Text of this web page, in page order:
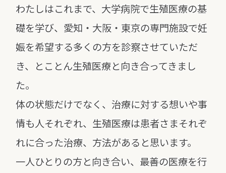
わたしはこれまで、大学病院で生殖医療の基
礎を学び、愛知・大阪・東京の専門施設で妊
娠を希望する多くの方を診察させていただ
き、とことん生殖医療と向き合ってきまし
た。
体の状態だけでなく、治療に対する想いや事
情も人それぞれ、 生殖医療は患者さまそれぞ
れに合った治療、方法があると思います。
一人ひとりの方と向き合い、最善の医療を行